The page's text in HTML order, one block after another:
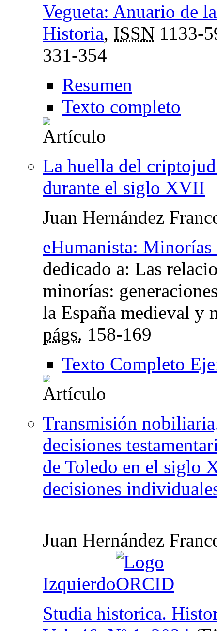
Vegueta: Anuario de
Historia, ISSN 1133-
331-354
Resumen
Texto completo
La huella del
durante el siglo XVII
Juan Hernández
eHumanista: Minorías
dedicado a: Las
minorías:
la España medieval
págs. 158-169
Texto Completo
Transmisión
decisiones
de Toledo en el siglo
decisiones
Juan Hernández
Izquierdo
Studia historica.